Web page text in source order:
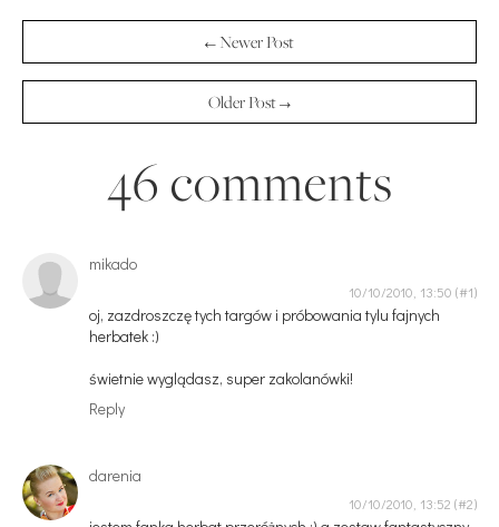
← Newer Post
Older Post →
46 comments
mikado
10/10/2010, 13:50
oj, zazdroszczę tych targów i próbowania tylu fajnych
herbatek :)
świetnie wyglądasz, super zakolanówki!
Reply
darenia
10/10/2010, 13:52